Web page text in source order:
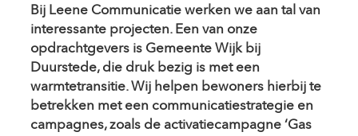
Bij Leene Communicatie werken we aan tal van
interessante projecten. Een van onze
opdrachtgevers is Gemeente Wijk bij
Duurstede, die druk bezig is met een
warmtetransitie. Wij helpen bewoners hierbij te
betrekken met een communicatiestrategie en
campagnes, zoals de activatiecampagne ‘Gas